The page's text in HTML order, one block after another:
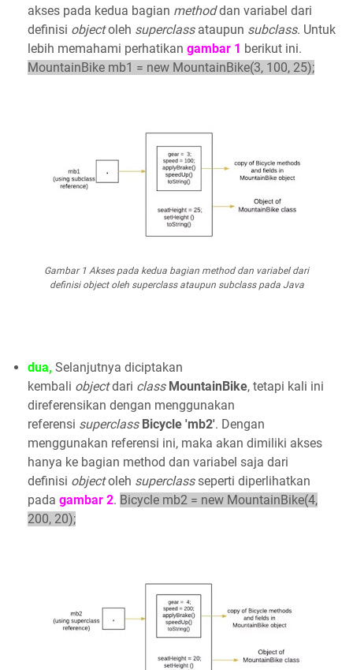
akses pada kedua bagian methoddan variabel dari
definisi objectoleh superclassataupun subclass. Untuk
lebih memahami perhatikan gambar 1 berikut ini.
MountainBike mb1 = new MountainBike(3, 100, 25);
Gambar 1 Akses pada kedua bagian methoddan variabel dari
definisi objectoleh superclassataupun subclass pada Java
dua, Selanjutnya diciptakan
kembali objectdari class MountainBike, tetapi kali ini
direferensikan dengan menggunakan
referensi superclass Bicycle 'mb2'. Dengan
menggunakan referensi ini, maka akan dimiliki akses
hanya ke bagian method dan variabel saja dari
definisi objectoleh superclassseperti diperlihatkan
pada gambar 2. Bicycle mb2 = new MountainBike(4,
200, 20);